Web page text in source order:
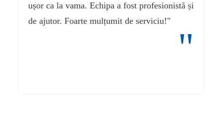
ușor ca la vama. Echipa a fost profesionistă și
de ajutor. Foarte mulțumit de serviciu!"
"